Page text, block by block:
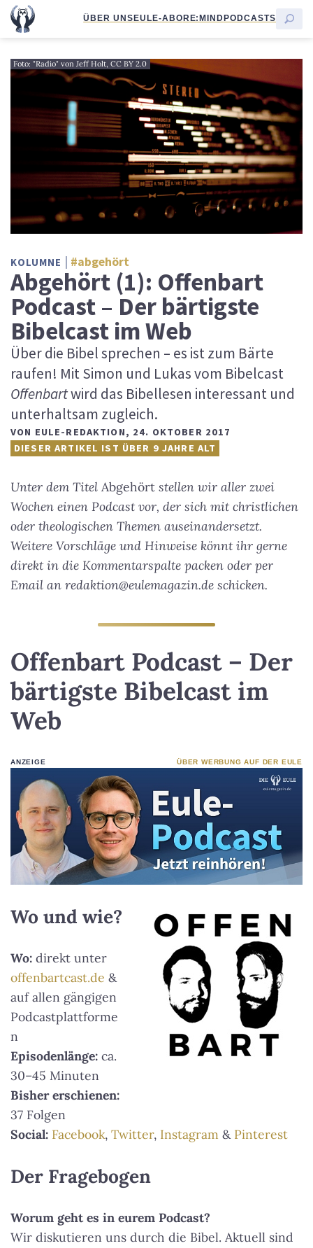
ÜBER UNSEULE-ABORE:MINDPODCASTS
Foto: "Radio" von Jeff Holt, CC BY 2.0
KOLUMNE #abgehört
Abgehört (1): Offenbart
Podcast – Der bärtigste
Bibelcast im Web
Über die Bibel sprechen – es ist zum Bärte
raufen! Mit Simon und Lukas vom Bibelcast
Offenbartwird das Bibellesen interessant und
unterhaltsam zugleich.
VON EULE-REDAKTION, 24. OKTOBER 2017
DIESER ARTIKEL IST ÜBER 9 JAHRE ALT
Unter dem Titel Abgehört stellen wir aller zwei
Wochen einen Podcast vor, der sich mit christlichen
oder theologischen Themen auseinandersetzt.
Weitere Vorschläge und Hinweise könnt ihr gerne
direkt in die Kommentarspalte packen oder per
Email an redaktion@eulemagazin.de schicken.
Offenbart Podcast – Der
bärtigste Bibelcast im
Web
ANZEIGE ÜBER WERBUNG AUF DER EULE
Wo und wie?
Wo: direkt unter
offenbartcast.de &
auf allen gängigen
Podcastplattforme
n
Episodenlänge: ca.
30–45 Minuten
Bisher erschienen:
37 Folgen
Social: Facebook, Twitter, Instagram & Pinterest
Der Fragebogen
Worum geht es in eurem Podcast?
Wir diskutieren uns durch die Bibel. Aktuell sind